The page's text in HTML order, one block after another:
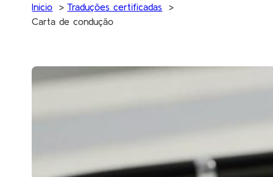
Inicio
Traduções certificadas
Carta de condução